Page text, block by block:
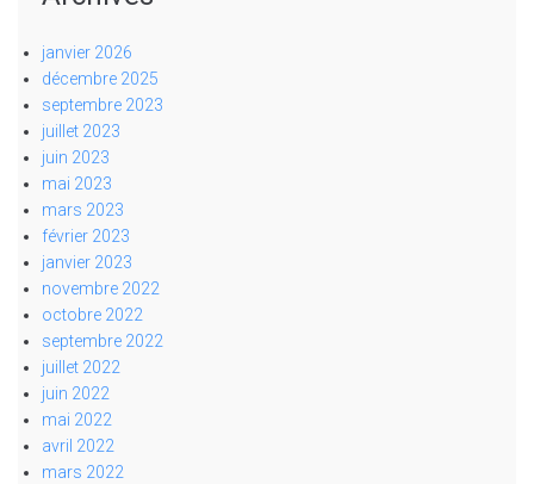
janvier 2026
décembre 2025
septembre 2023
juillet 2023
juin 2023
mai 2023
mars 2023
février 2023
janvier 2023
novembre 2022
octobre 2022
septembre 2022
juillet 2022
juin 2022
mai 2022
avril 2022
mars 2022